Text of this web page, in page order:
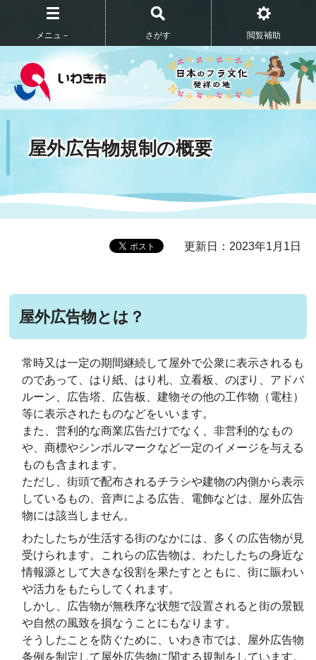
メニュ－ さがす 閲覧補助
屋外広告物規制の概要
更新日：2023年1月1日
屋外広告物とは？
常時又は一定の期間継続して屋外で公衆に表示されるも
のであって、はり紙、はり札、立看板、のぼり、アドバ
ルーン、広告塔、広告板、建物その他の工作物（電柱）
等に表示されたものなどをいいます。
また、営利的な商業広告だけでなく、非営利的なもの
や、商標やシンボルマークなど一定のイメージを与える
ものも含まれます。
ただし、街頭で配布されるチラシや建物の内側から表示
しているもの、音声による広告、電飾などは、屋外広告
物には該当しません。
わたしたちが生活する街のなかには、多くの広告物が見
受けられます。これらの広告物は、わたしたちの身近な
情報源として大きな役割を果たすとともに、街に賑わい
や活力をもたらしてくれます。
しかし、広告物が無秩序な状態で設置されると街の景観
や自然の風致を損なうことにもなります。
そうしたことを防ぐために、いわき市では、屋外広告物
条例を制定して屋外広告物に関する規制をしています。